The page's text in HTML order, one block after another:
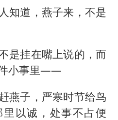
知道，燕子来，不是
是挂在嘴上说的，而
小事里——
燕子，严寒时节给鸟
以诚，处事不占便